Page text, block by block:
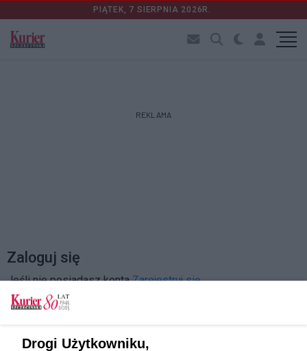
PIĄTEK, 7 SIERPNIA 2026R.
REKLAMA
Zaloguj się
Jeśli nie posiadasz kontaZarejestruj się
Drogi Użytkowniku,